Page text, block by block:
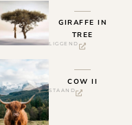
GIRAFFE IN
TREE
LIGGEND
COW II
STAAND